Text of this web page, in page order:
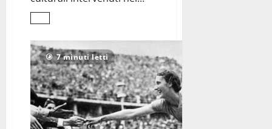
Leggi
più
su
Come
dieci
anni
di
conflitto
<br>hanno
cambiato
il
Paese
7 minuti letti